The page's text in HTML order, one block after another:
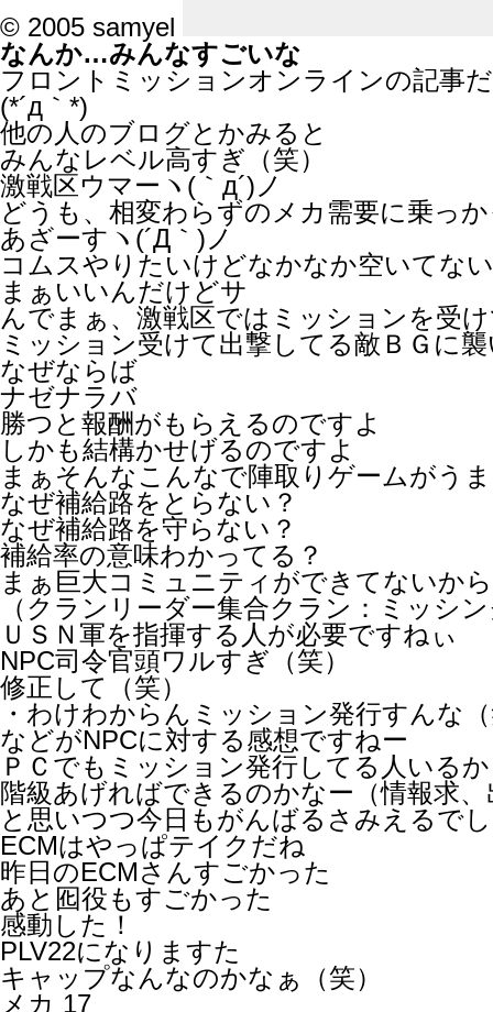
© 2005 samyel
なんか…みんなすごいな
フロントミッションオンラインの記事
(*´д｀*)
他の人のブログとかみると
みんなレベル高すぎ（笑）
激戦区ウマーヽ(｀д´)ノ
どうも、相変わらずのメカ需要に乗っ
あざーすヽ(´Д｀)ノ
コムスやりたいけどなかなか空いてな
まぁいいんだけどサ
んでまぁ、激戦区ではミッションを受
ミッション受けて出撃してる敵ＢＧに
なぜならば
ナゼナラバ
勝つと報酬がもらえるのですよ
しかも結構かせげるのですよ
まぁそんなこんなで陣取りゲームがう
なぜ補給路をとらない？
なぜ補給路を守らない？
補給率の意味わかってる？
まぁ巨大コミュニティができてないか
（クランリーダー集合クラン：ミッシ
ＵＳＮ軍を指揮する人が必要ですねぃ
NPC司令官頭ワルすぎ（笑）
修正して（笑）
・わけわからんミッション発行すんな
などがNPCに対する感想ですねー
ＰＣでもミッション発行してる人いる
階級あげればできるのかなー（情報求
と思いつつ今日もがんばるさみえるで
ECMはやっぱテイクだね
昨日のECMさんすごかった
あと囮役もすごかった
感動した！
PLV22になりますた
キャップなんなのかなぁ（笑）
メカ 17